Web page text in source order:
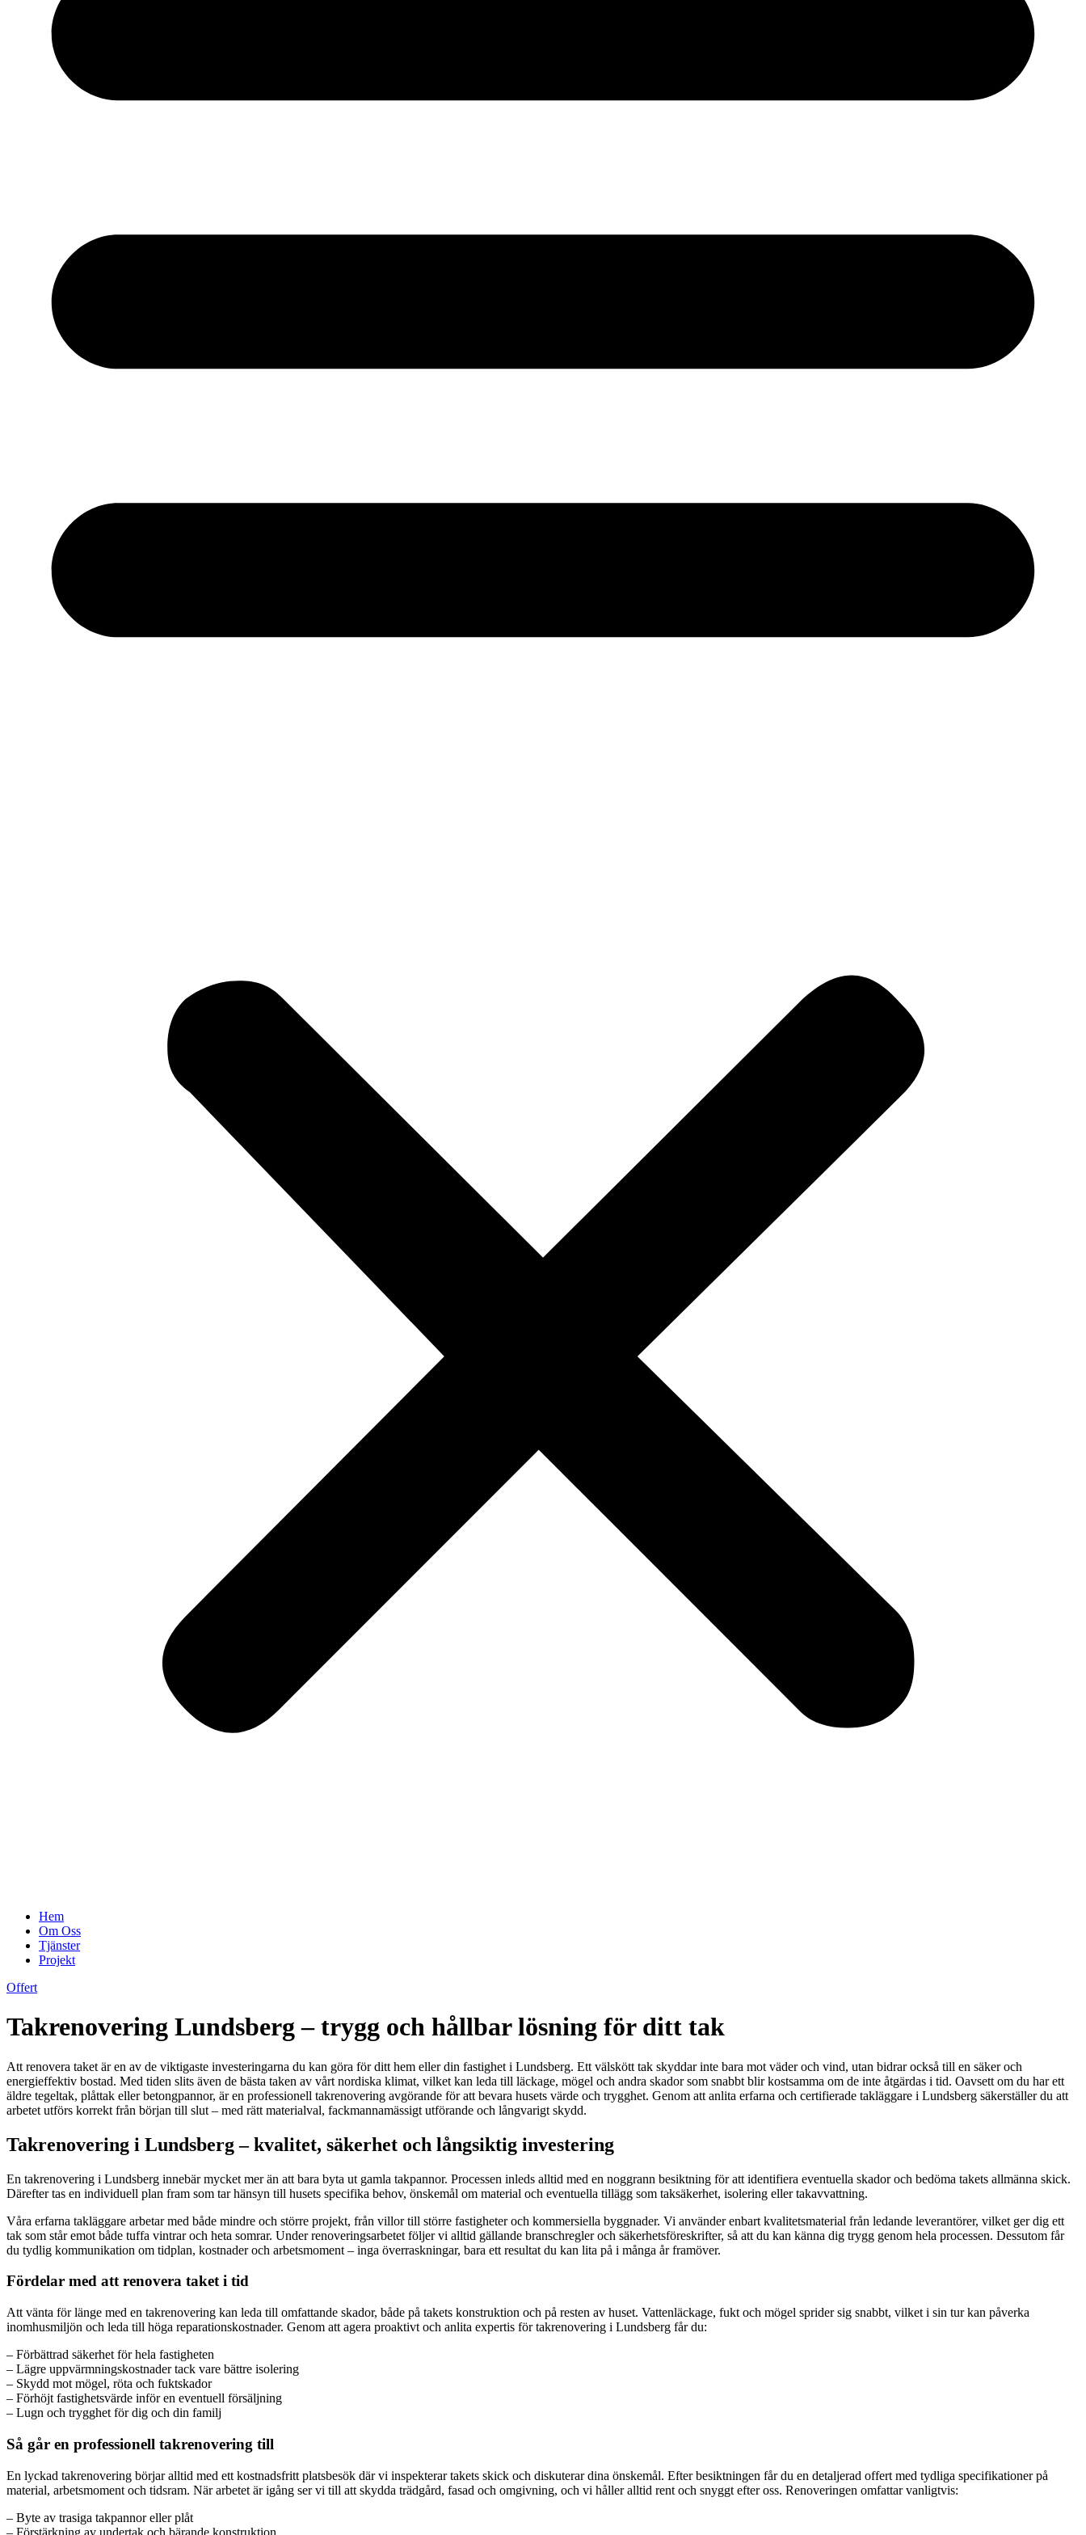
Hem
Om Oss
Tjänster
Projekt
Offert
Takrenovering Lundsberg – trygg och hållbar lösning för ditt tak
Att renovera taket är en av de viktigaste investeringarna du kan göra för ditt hem eller din fastighet i Lundsberg. Ett välskött tak skyddar inte bara mot väder och vind, utan bidrar också till en säker och
energieffektiv bostad. Med tiden slits även de bästa taken av vårt nordiska klimat, vilket kan leda till läckage, mögel och andra skador som snabbt blir kostsamma om de inte åtgärdas i tid. Oavsett om du har ett
äldre tegeltak, plåttak eller betongpannor, är en professionell takrenovering avgörande för att bevara husets värde och trygghet. Genom att anlita erfarna och certifierade takläggare i Lundsberg säkerställer du att
arbetet utförs korrekt från början till slut – med rätt materialval, fackmannamässigt utförande och långvarigt skydd.
Takrenovering i Lundsberg – kvalitet, säkerhet och långsiktig investering
En takrenovering i Lundsberg innebär mycket mer än att bara byta ut gamla takpannor. Processen inleds alltid med en noggrann besiktning för att identifiera eventuella skador och bedöma takets allmänna skick.
Därefter tas en individuell plan fram som tar hänsyn till husets specifika behov, önskemål om material och eventuella tillägg som taksäkerhet, isolering eller takavvattning.
Våra erfarna takläggare arbetar med både mindre och större projekt, från villor till större fastigheter och kommersiella byggnader. Vi använder enbart kvalitetsmaterial från ledande leverantörer, vilket ger dig ett
tak som står emot både tuffa vintrar och heta somrar. Under renoveringsarbetet följer vi alltid gällande branschregler och säkerhetsföreskrifter, så att du kan känna dig trygg genom hela processen. Dessutom får
du tydlig kommunikation om tidplan, kostnader och arbetsmoment – inga överraskningar, bara ett resultat du kan lita på i många år framöver.
Fördelar med att renovera taket i tid
Att vänta för länge med en takrenovering kan leda till omfattande skador, både på takets konstruktion och på resten av huset. Vattenläckage, fukt och mögel sprider sig snabbt, vilket i sin tur kan påverka
inomhusmiljön och leda till höga reparationskostnader. Genom att agera proaktivt och anlita expertis för takrenovering i Lundsberg får du:
– Förbättrad säkerhet för hela fastigheten
– Lägre uppvärmningskostnader tack vare bättre isolering
– Skydd mot mögel, röta och fuktskador
– Förhöjt fastighetsvärde inför en eventuell försäljning
– Lugn och trygghet för dig och din familj
Så går en professionell takrenovering till
En lyckad takrenovering börjar alltid med ett kostnadsfritt platsbesök där vi inspekterar takets skick och diskuterar dina önskemål. Efter besiktningen får du en detaljerad offert med tydliga specifikationer på
material, arbetsmoment och tidsram. När arbetet är igång ser vi till att skydda trädgård, fasad och omgivning, och vi håller alltid rent och snyggt efter oss. Renoveringen omfattar vanligtvis:
– Byte av trasiga takpannor eller plåt
– Förstärkning av undertak och bärande konstruktion